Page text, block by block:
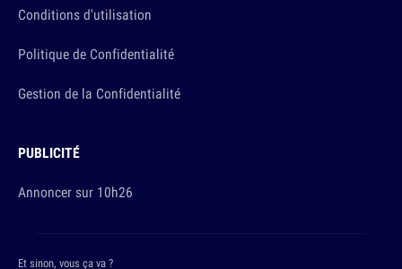
Conditions d'utilisation
Politique de Confidentialité
Gestion de la Confidentialité
PUBLICITÉ
Annoncer sur 10h26
Et sinon, vous ça va ?